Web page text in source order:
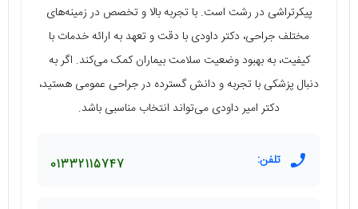
پیکرتراشی در رشت است. با تجربه بالا و تخصص در زمینه‌های
مختلف جراحی، دکتر داودی با دقت و تعهد به ارائه خدمات با
کیفیت، به بهبود وضعیت سلامت بیماران کمک می‌کند. اگر به
دنبال پزشکی با تجربه و دانش گسترده در جراحی عمومی هستید،
دکتر امیر داودی می‌تواند انتخاب مناسبی باشد.
تلفن: 01332115747